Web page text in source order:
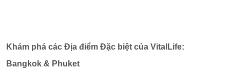
Khám phá các Địa điểm Đặc biệt của VitalLife:
Bangkok & Phuket